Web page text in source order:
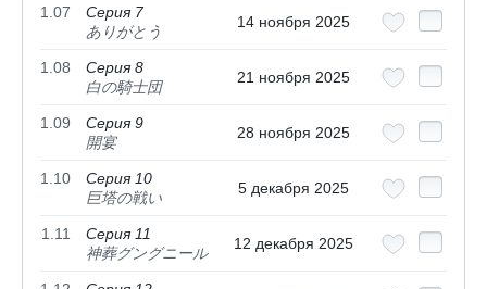
1.07
Серия 7
ありがとう
14 ноября 2025
1.08
Серия 8
白の騎士団
21 ноября 2025
1.09
Серия 9
開宴
28 ноября 2025
1.10
Серия 10
巨塔の戦い
5 декабря 2025
1.11
Серия 11
神葬グングニール
12 декабря 2025